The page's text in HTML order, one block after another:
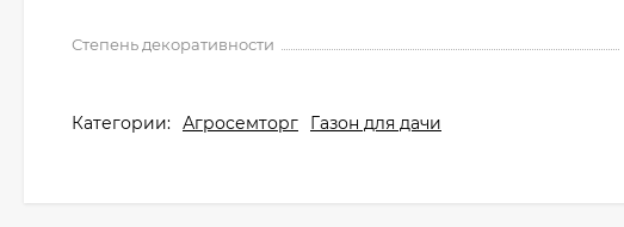
Степень декоративности
Категории: Агросемторг Газон для дачи